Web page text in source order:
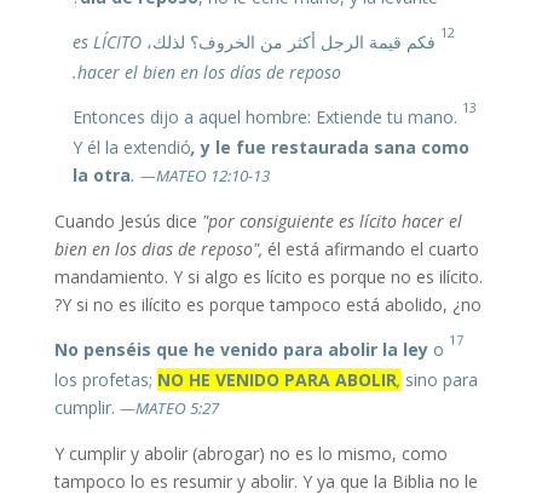
12 فكم قيمة الرجل أكثر من الخروف؟ لذلك،es LÍCITO
hacer el bien en los días de reposo.
13
Entonces dijo a aquel hombre: Extiende tu mano.
Y él la extendió,y le fue restaurada sana como
la otra. —MATEO 12:10-13
Cuando Jesús dice "por consiguiente es lícito hacer el
bien en los dias de reposo", él está afirmando el cuarto
mandamiento. Y si algo es lícito es porque no es ilícito.
Y si no es ilícito es porque tampoco está abolido, ¿no?
17
No penséis que he venido para abolir la ley o
los profetas; NO HE VENIDO PARA ABOLIR, sino para
cumplir. —MATEO 5:27
Y cumplir y abolir (abrogar) no es lo mismo, como
tampoco lo es resumir y abolir. Y ya que la Biblia no le